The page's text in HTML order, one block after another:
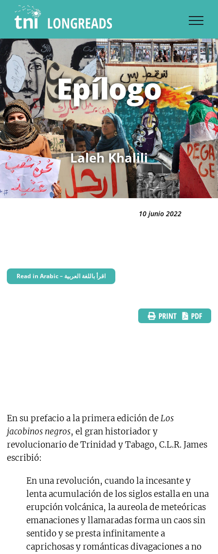
content
Epílogo
Laleh Khalili
10 junio 2022
Read in Arabic – اقرأ باللغة العربية
En su prefacio a la primera edición deLos
jacobinos negros, el gran historiador y
revolucionario de Trinidad y Tabago, C.L.R. James
escribió:
En una revolución, cuando la incesante y
lenta acumulación de los siglos estalla en una
erupción volcánica, la aureola de meteóricas
emanaciones y llamaradas forma un caos sin
sentido y se presta infinitamente a
caprichosas y románticas divagaciones a no